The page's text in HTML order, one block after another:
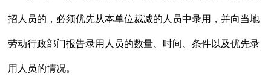
招人员的，必须优先从本单位裁减的人员中录用，并向当地
劳动行政部门报告录用人员的数量、时间、条件以及优先录
用人员的情况。